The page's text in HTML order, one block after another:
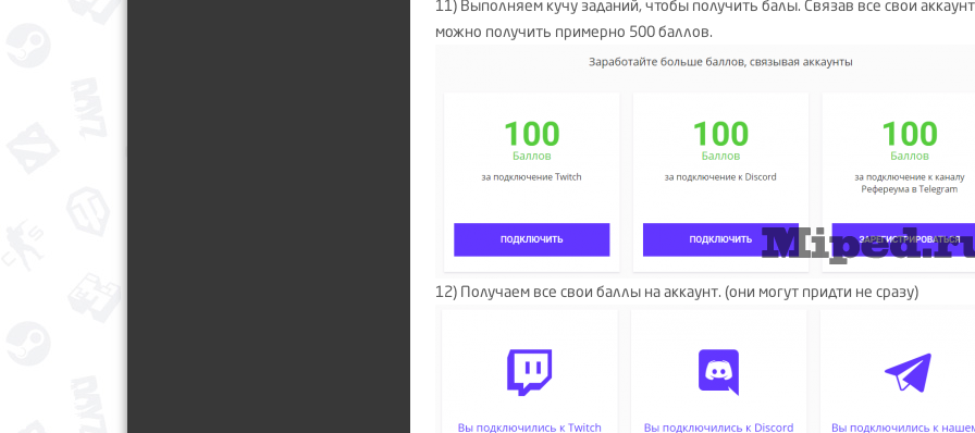
11) Выполняем кучу заданий, чтобы получить балы. Связав все свои
можно получить примерно 500 баллов.
12) Получаем все свои баллы на аккаунт. (они могут придти не сразу)